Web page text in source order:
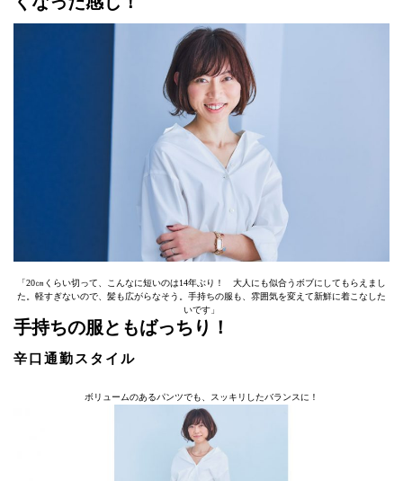
「20㎝くらい切って、こんなに短いのは14年ぶり！ 大人にも似合うボブにしてもらえまし
た。軽すぎないので、髪も広がらなそう。手持ちの服も、雰囲気を変えて新鮮に着こなした
いです」
手持ちの服ともばっちり！
辛口通勤スタイル
ボリュームのあるパンツでも、スッキリしたバランスに！